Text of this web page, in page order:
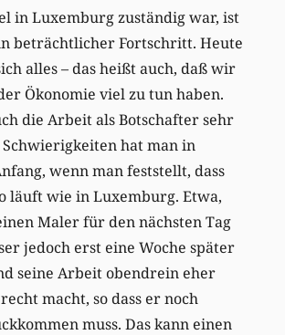
in Luxemburg zuständig war, ist
beträchtlicher Fortschritt. Heute
alles – das heißt auch, daß wir
Ökonomie viel zu tun haben.
die Arbeit als Botschafter sehr
hat man in
wenn man feststellt, dass
läuft wie in Luxemburg. Etwa,
Maler für den nächsten Tag
jedoch erst eine Woche später
seine Arbeit obendrein eher
macht, so dass er noch
muss. Das kann einen